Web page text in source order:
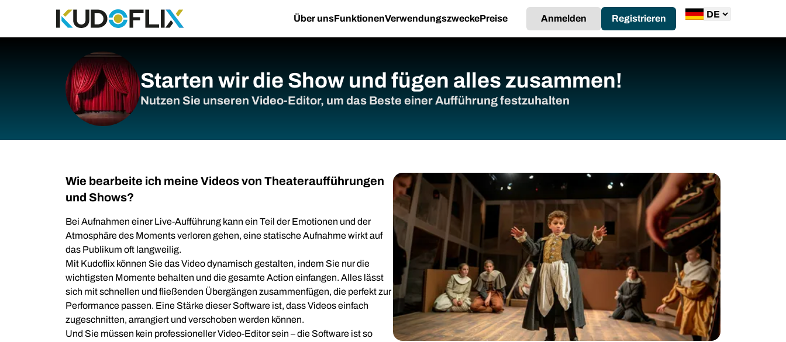
Über unsFunktionenVerwendungszweckePreise Anmelden Registrieren
Starten wir die Show und fügen alles zusammen!
Nutzen Sie unseren Video-Editor, um das Beste einer Aufführung festzuhalten
Wie bearbeite ich meine Videos von Theateraufführungen
und Shows?
Bei Aufnahmen einer Live-Aufführung kann ein Teil der Emotionen und der
Atmosphäre des Moments verloren gehen, eine statische Aufnahme wirkt auf
das Publikum oft langweilig.
Mit Kudoflix können Sie das Video dynamisch gestalten, indem Sie nur die
wichtigsten Momente behalten und die gesamte Action einfangen. Alles lässt
sich mit schnellen und fließenden Übergängen zusammenfügen, die perfekt zur
Performance passen. Eine Stärke dieser Software ist, dass Videos einfach
zugeschnitten, arrangiert und verschoben werden können.
Und Sie müssen kein professioneller Video-Editor sein – die Software ist so